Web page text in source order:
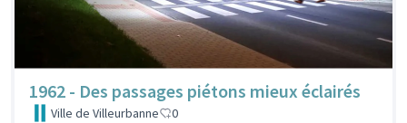
1962 - Des passages piétons mieux éclairés
Ville de Villeurbanne 0